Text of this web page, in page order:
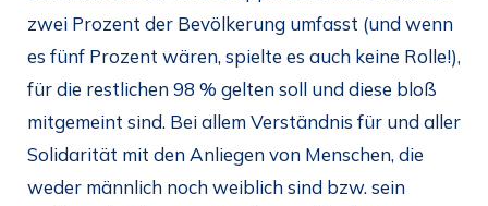
zwei Prozent der Bevölkerung umfasst (und wenn
es fünf Prozent wären, spielte es auch keine Rolle!),
für die restlichen 98 % gelten soll und diese bloß
mitgemeint sind. Bei allem Verständnis für und aller
Solidarität mit den Anliegen von Menschen, die
weder männlich noch weiblich sind bzw. sein